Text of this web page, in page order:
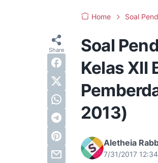
Home Soal
Soal
Kelas XII
2013)
Aletheia
7/31/2017